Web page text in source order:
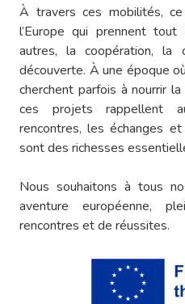
À travers ces mobilités,
l’Europe qui prennent
autres, la coopération,
découverte. À une époque
cherchent parfois à nourrir
ces projets rappellent
rencontres, les échanges
sont des richesses
Nous souhaitons à tous
aventure européenne,
rencontres et de réussites.